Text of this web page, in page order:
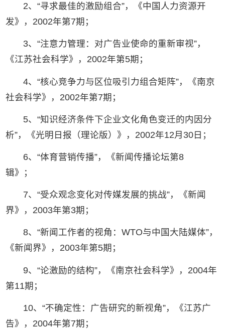
2、“寻求最佳的激励组合”，《中国人力资源开
发》，2002年第7期；
3、“注意力管理：对广告业使命的重新审视”，
《江苏社会科学》，2002年第5期；
4、“核心竞争力与区位吸引力组合矩阵”，《南京
社会科学》，2002年第7期；
5、“知识经济条件下企业文化角色变迁的内因分
析”，《光明日报（理论版）》，2002年12月30日；
6、“体育营销传播”，《新闻传播论坛第8
辑》；
7、“受众观念变化对传媒发展的挑战”，《新闻
界》，2003年第3期；
8、“新闻工作者的视角：WTO与中国大陆媒体”，
《新闻界》，2003年第5期；
9、“论激励的结构”，《南京社会科学》，2004年
第11期；
10、“不确定性：广告研究的新视角”，《江苏广
告》，2004年第7期；